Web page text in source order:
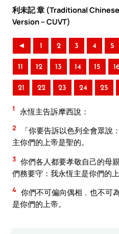
利未記 章 (Traditional
Version – CUVT)
◄ 1 2 3 4 5
11 12 13 14 15
21 22 23 24 25
1 永恆主告訴摩西說：
2
「你要告訴以色列全會眾說
主你們的上帝是聖的。
3 你們各人都要孝敬自己的母
們務要守：我永恆主是你們的上
4 你們不可偏向偶相﹐也不可
是你們的上帝。